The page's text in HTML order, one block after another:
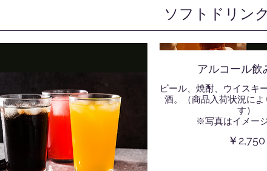
ソフトドリン
アルコール飲
ビール、焼酎、ウイスキ
酒。（商品入荷状況によ
す）
※写真はイメージ
￥2,750